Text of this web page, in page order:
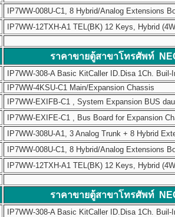
IP7WW-008U-C1, 8 Hybrid/Analog Extensions
IP7WW-12TXH-A1 TEL(BK) 12 Keys, Hybrid
ราคาขายตู้สาขาโทรศัพท์
IP7WW-308-A Basic KitCaller ID.Disa 1Ch.
IP7WW-4KSU-C1 Main/Expansion Chassis
IP7WW-EXIFB-C1 , System Expansion BUS
IP7WW-EXIFE-C1 , Bus Board for Expansion
IP7WW-308U-A1, 3 Analog Trunk + 8 Hybrid
IP7WW-008U-C1, 8 Hybrid/Analog Extensions
IP7WW-12TXH-A1 TEL(BK) 12 Keys, Hybrid
ราคาขายตู้สาขาโทรศัพท์
IP7WW-308-A Basic KitCaller ID.Disa 1Ch.